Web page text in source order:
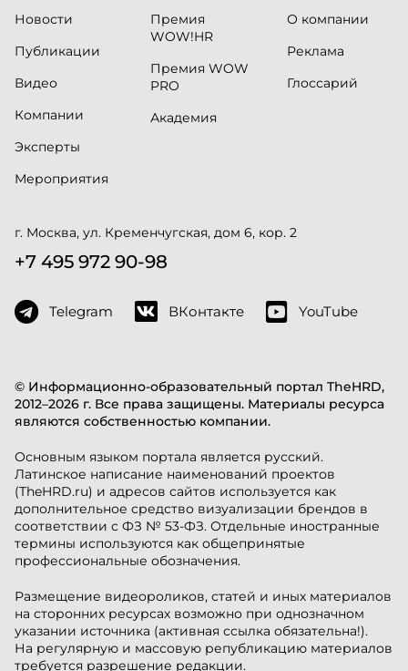
© Информационно-образовательный портал TheHRD,
2012–2026 г. Все права защищены. Материалы ресурса
являются собственностью компании.
Основным языком портала является русский.
Латинское написание наименований проектов
(TheHRD.ru) и адресов сайтов используется как
дополнительное средство визуализации брендов в
соответствии с ФЗ № 53-ФЗ. Отдельные иностранные
термины используются как общепринятые
профессиональные обозначения.
Размещение видеороликов, статей и иных материалов
на сторонних ресурсах возможно при однозначном
указании источника (активная ссылка обязательна!).
На регулярную и массовую републикацию материалов
требуется разрешение редакции.
Новости
Публикации
Видео
Компании
Эксперты
Мероприятия
Премия
WOW!HR
Премия WOW
PRO
Академия
О компании
Реклама
Глоссарий
г. Москва, ул. Кременчугская, дом 6, кор. 2
+7 495 972 90-98
Telegram ВКонтакте YouTube